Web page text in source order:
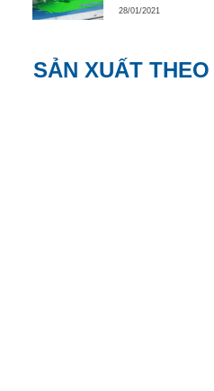
28/01/2021
SẢN XUẤT